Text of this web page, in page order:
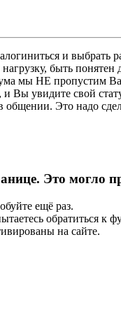
и
быть
мы НЕ пропустим
Вы увидите свой
Это надо
Это могло
ещё раз.
обратиться
на сайте.